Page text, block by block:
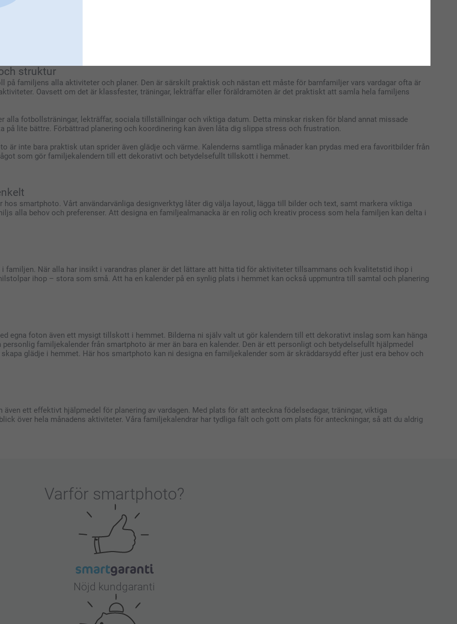
personlig och praktisk. Tack för att du
struktur
på familjens alla aktiviteter och planer. Den är särskilt praktisk och nästan ett måste för barnfamiljer vars vardagar ofta är
Oavsett om det är klassfester, träningar, lekträffar eller föräldramöten är det praktiskt att samla hela familjens
alla fotbollsträningar, lekträffar, sociala tillställningar och viktiga datum. Detta minskar risken för bland annat missade
på lite bättre. Förbättrad planering och koordinering kan även låta dig slippa stress och frustration.
är inte bara praktisk utan sprider även glädje och värme. Kalenderns samtliga månader kan prydas med era favoritbilder från
som gör familjekalendern till ett dekorativt och betydelsefullt tillskott i hemmet.
smartphoto. Vårt användarvänliga designverktyg låter dig välja layout, lägga till bilder och text, samt markera viktiga
alla behov och preferenser. Att designa en familjealmanacka är en rolig och kreativ process som hela familjen kan delta i
familjen. När alla har insikt i varandras planer är det lättare att hitta tid för aktiviteter tillsammans och kvalitetstid ihop i
ihop – stora som små. Att ha en kalender på en synlig plats i hemmet kan också uppmuntra till samtal och planering
egna foton även ett mysigt tillskott i hemmet. Bilderna ni själv valt ut gör kalendern till ett dekorativt inslag som kan hänga
familjekalender från smartphoto är mer än bara en kalender. Den är ett personligt och betydelsefullt hjälpmedel
glädje i hemmet. Här hos smartphoto kan ni designa en familjekalender som är skräddarsydd efter just era behov och
ett effektivt hjälpmedel för planering av vardagen. Med plats för att anteckna födelsedagar, träningar, viktiga
över hela månadens aktiviteter. Våra familjekalendrar har tydliga fält och gott om plats för anteckningar, så att du aldrig
Varför smartphoto?
Nöjd kundgaranti